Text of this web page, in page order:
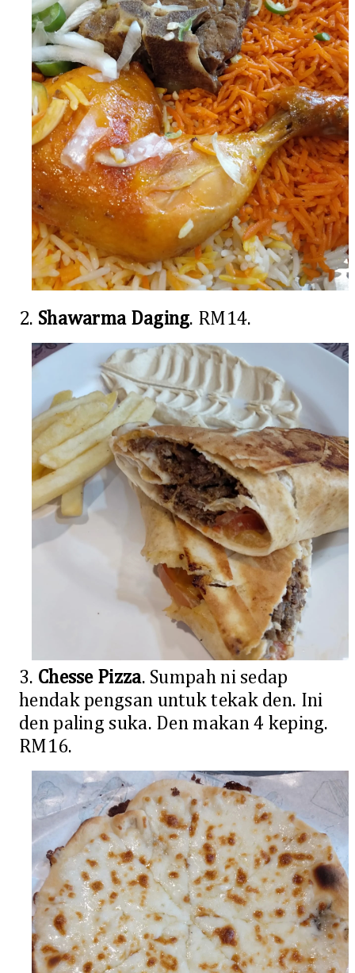
2. Shawarma Daging. RM14.
3. Chesse Pizza. Sumpah ni sedap
hendak pengsan untuk tekak den. Ini
den paling suka. Den makan 4 keping.
RM16.